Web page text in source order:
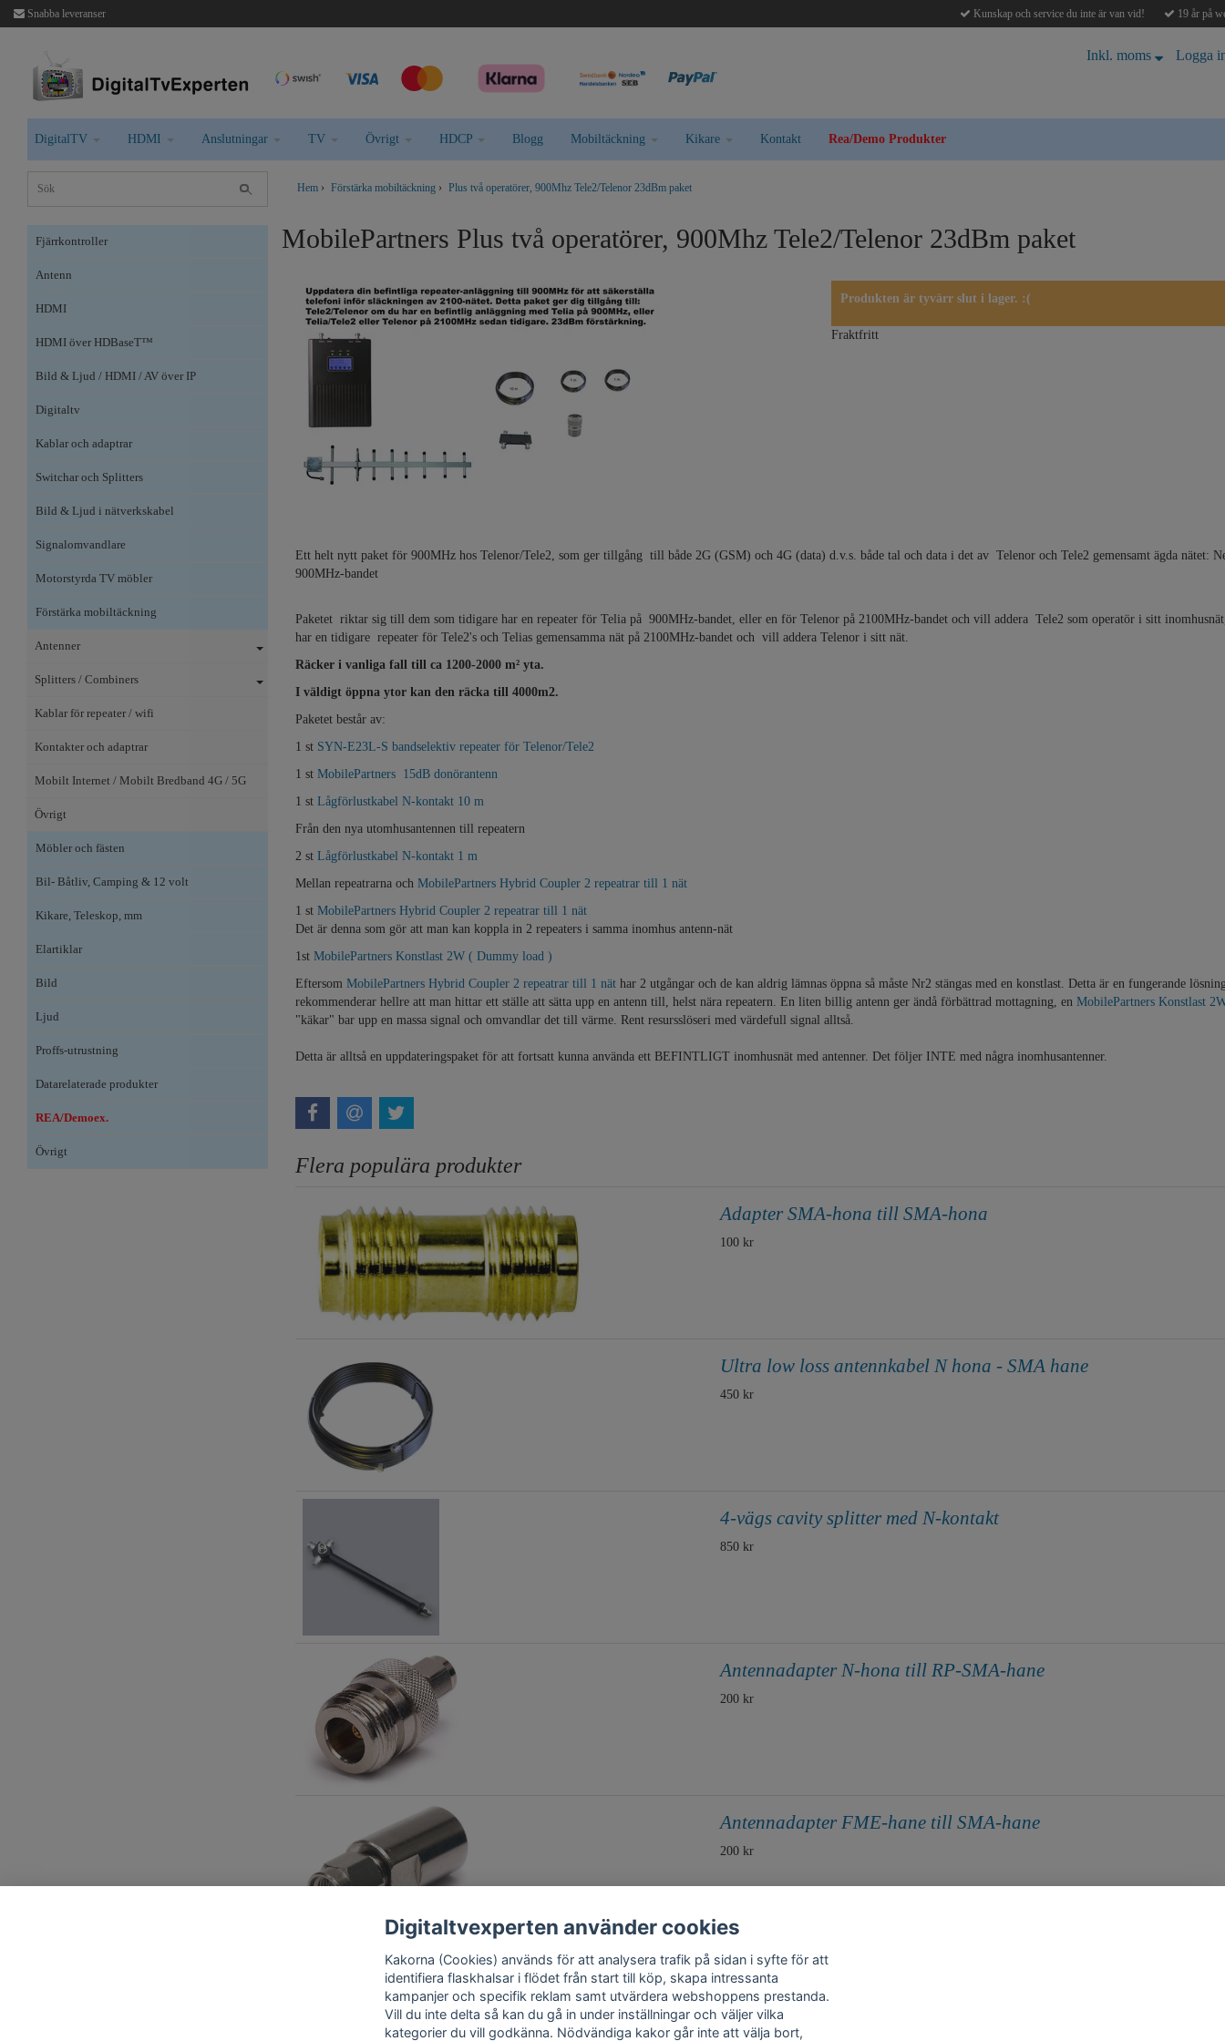
Snabba leveranser Kunskap och service du inte är van vid! 19 år på
Inkl. moms Logga
DigitalTV HDMI Anslutningar TV Övrigt HDCP Blogg Mobiltäckning Kikare Kontakt Rea/Demo Produkter
Fjärrkontroller
Antenn
HDMI
HDMI över HDBaseT™
Bild & Ljud / HDMI / AV över IP
Digitaltv
Kablar och adaptrar
Switchar och Splitters
Bild & Ljud i nätverkskabel
Signalomvandlare
Motorstyrda TV möbler
Förstärka mobiltäckning
Antenner
Splitters / Combiners
Kablar för repeater / wifi
Kontakter och adaptrar
Mobilt Internet / Mobilt Bredband 4G / 5G
Övrigt
Möbler och fästen
Bil- Båtliv, Camping & 12 volt
Kikare, Teleskop, mm
Elartiklar
Bild
Ljud
Proffs-utrustning
Datarelaterade produkter
REA/Demoex.
Övrigt
Hem › Förstärka mobiltäckning › Plus två operatörer, 900Mhz Tele2/Telenor 23dBm paket
MobilePartners Plus två operatörer, 900Mhz Tele2/Telenor 23dBm paket
Produkten är tyvärr slut i lager. :(
Fraktfritt
Ett helt nytt paket för 900MHz hos Telenor/Tele2, som ger tillgång till både 2G (GSM) och 4G (data) d.v.s. både tal och data i det av Telenor och Tele2 gemensamt ägda nätet:
900MHz-bandet
Paketet riktar sig till dem som tidigare har en repeater för Telia på 900MHz-bandet, eller en för Telenor på 2100MHz-bandet och vill addera Tele2 som operatör i sitt inomhusnät,
har en tidigare repeater för Tele2's och Telias gemensamma nät på 2100MHz-bandet och vill addera Telenor i sitt nät.
Räcker i vanliga fall till ca 1200-2000 m² yta.
I väldigt öppna ytor kan den räcka till 4000m2.
Paketet består av:
1 st SYN-E23L-S bandselektiv repeater för Telenor/Tele2
1 st MobilePartners 15dB donörantenn
1 st Lågförlustkabel N-kontakt 10 m
Från den nya utomhusantennen till repeatern
2 st Lågförlustkabel N-kontakt 1 m
Mellan repeatrarna och MobilePartners Hybrid Coupler 2 repeatrar till 1 nät
1 st MobilePartners Hybrid Coupler 2 repeatrar till 1 nät
Det är denna som gör att man kan koppla in 2 repeaters i samma inomhus antenn-nät
1st MobilePartners Konstlast 2W ( Dummy load )
Eftersom MobilePartners Hybrid Coupler 2 repeatrar till 1 nät har 2 utgångar och de kan aldrig lämnas öppna så måste Nr2 stängas med en konstlast. Detta är en fungerande
rekommenderar hellre att man hittar ett ställe att sätta upp en antenn till, helst nära repeatern. En liten billig antenn ger ändå förbättrad mottagning, en MobilePartners Konstlast
"käkar" bar upp en massa signal och omvandlar det till värme. Rent resursslöseri med värdefull signal alltså.
Detta är alltså en uppdateringspaket för att fortsatt kunna använda ett BEFINTLIGT inomhusnät med antenner. Det följer INTE med några inomhusantenner.
Flera populära produkter
Adapter SMA-hona till SMA-hona
100 kr
Ultra low loss antennkabel N hona - SMA hane
450 kr
4-vägs cavity splitter med N-kontakt
850 kr
Antennadapter N-hona till RP-SMA-hane
200 kr
Antennadapter FME-hane till SMA-hane
200 kr
Digitaltvexperten använder cookies
Kakorna (Cookies) används för att analysera trafik på sidan i syfte för att
identifiera flaskhalsar i flödet från start till köp, skapa intressanta
kampanjer och specifik reklam samt utvärdera webshoppens prestanda.
Vill du inte delta så kan du gå in under inställningar och väljer vilka
kategorier du vill godkänna. Nödvändiga kakor går inte att välja bort,